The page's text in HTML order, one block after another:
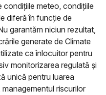
condițiile meteo, condițiile
diferă în funcție de
garantăm niciun rezultat,
generate de Climate
ca înlocuitor pentru
monitorizarea regulată și
unică pentru luarea
riscurilor